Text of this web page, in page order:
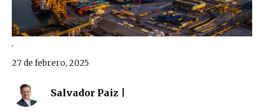
.
Salvador Paiz |
27 de febrero, 2025